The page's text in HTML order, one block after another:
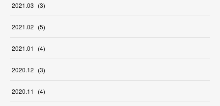
2021.03 (3)
2021.02 (5)
2021.01 (4)
2020.12 (3)
2020.11 (4)